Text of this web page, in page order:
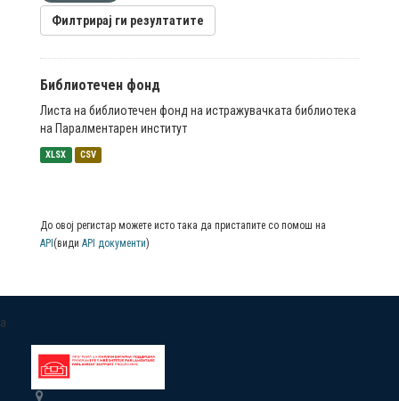
Филтрирај ги резултатите
Библиотечен фонд
Листа на библиотечен фонд на истражувачката библиотека
на Паралментарен институт
XLSX CSV
До овој регистар можете исто така да пристапите со помош на
API (види API документи)
a